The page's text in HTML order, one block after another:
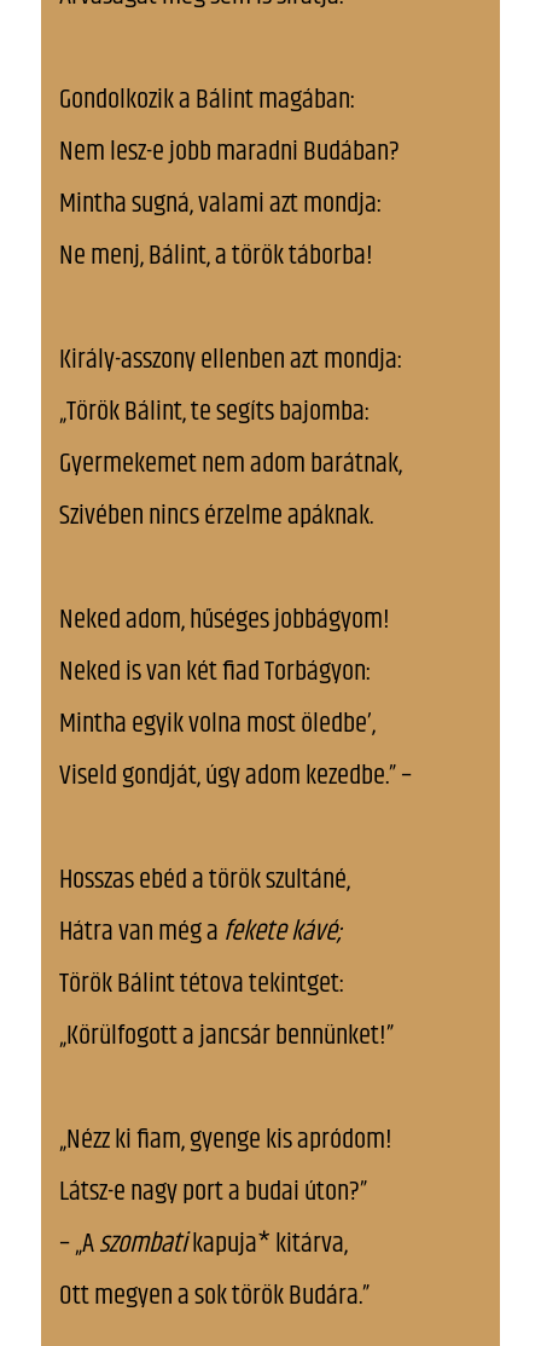
Gondolkozik a Bálint magában:
Nem lesz-e jobb maradni Budában?
Mintha sugná, valami azt mondja:
Ne menj, Bálint, a török táborba!
Király-asszony ellenben azt mondja:
„Török Bálint, te segíts bajomba:
Gyermekemet nem adom barátnak,
Szivében nincs érzelme apáknak.
Neked adom, hűséges jobbágyom!
Neked is van két fiad Torbágyon:
Mintha egyik volna most öledbe’,
Viseld gondját, úgy adom kezedbe.” –
Hosszas ebéd a török szultáné,
Hátra van még a fekete kávé;
Török Bálint tétova tekintget:
„Körülfogott a jancsár bennünket!”
„Nézz ki fiam, gyenge kis apródom!
Látsz-e nagy port a budai úton?”
– „Aszombatikapuja* kitárva,
Ott megyen a sok török Budára.”